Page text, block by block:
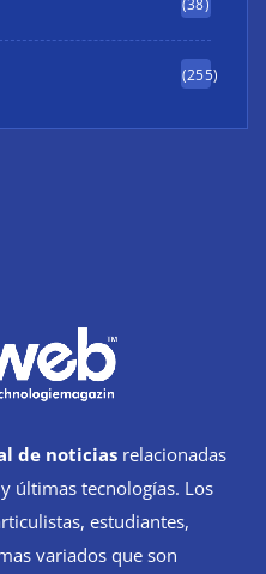
(255)
de noticias relacionadas
últimas tecnologías. Los
estudiantes,
variados que son